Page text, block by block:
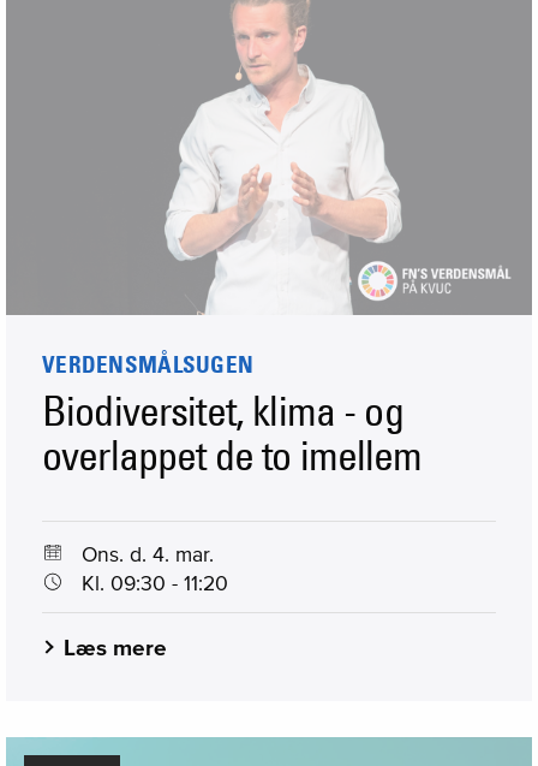
VERDENSMÅLSUGEN
Biodiversitet, klima - og
overlappet de to imellem
Ons. d. 4. mar.
Kl. 09:30 - 11:20
Læs mere